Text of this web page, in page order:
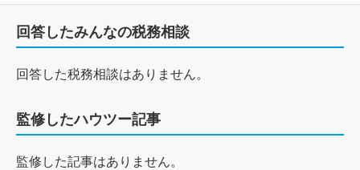
回答したみんなの税務相談
回答した税務相談はありません。
監修したハウツー記事
監修した記事はありません。